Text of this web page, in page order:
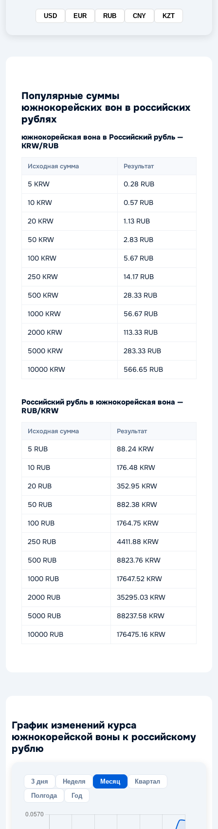
USD EUR RUB CNY KZT
Популярные суммы
южнокорейских вон в российских
рублях
южнокорейская вона в Российский рубль —
KRW/RUB
Исходная сумма Результат
5 KRW 0.28 RUB
10 KRW 0.57 RUB
20 KRW 1.13 RUB
50 KRW 2.83 RUB
100 KRW 5.67 RUB
250 KRW 14.17 RUB
500 KRW 28.33 RUB
1000 KRW 56.67 RUB
2000 KRW 113.33 RUB
5000 KRW 283.33 RUB
10000 KRW 566.65 RUB
Российский рубль в южнокорейская вона —
RUB/KRW
Исходная сумма Результат
5 RUB 88.24 KRW
10 RUB 176.48 KRW
20 RUB 352.95 KRW
50 RUB 882.38 KRW
100 RUB 1764.75 KRW
250 RUB 4411.88 KRW
500 RUB 8823.76 KRW
1000 RUB 17647.52 KRW
2000 RUB 35295.03 KRW
5000 RUB 88237.58 KRW
10000 RUB 176475.16 KRW
График изменений курса
южнокорейской воны к российскому
рублю
3 дня Неделя Месяц
Квартал
Полгода
Год